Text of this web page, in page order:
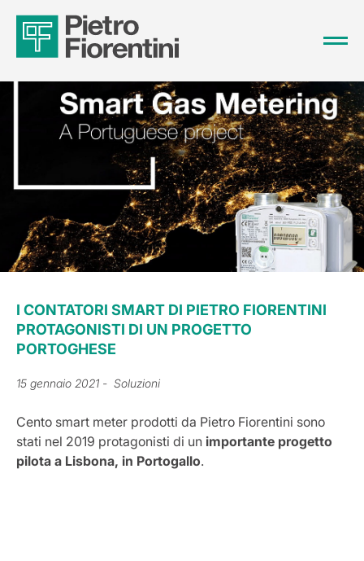
I CONTATORI SMART DI PIETRO FIORENTINI
PROTAGONISTI DI UN PROGETTO
PORTOGHESE
15 gennaio 2021 - Soluzioni
Cento smart meter prodotti da Pietro Fiorentini sono
stati nel 2019 protagonisti di un importante progetto
pilota a Lisbona, in Portogallo.